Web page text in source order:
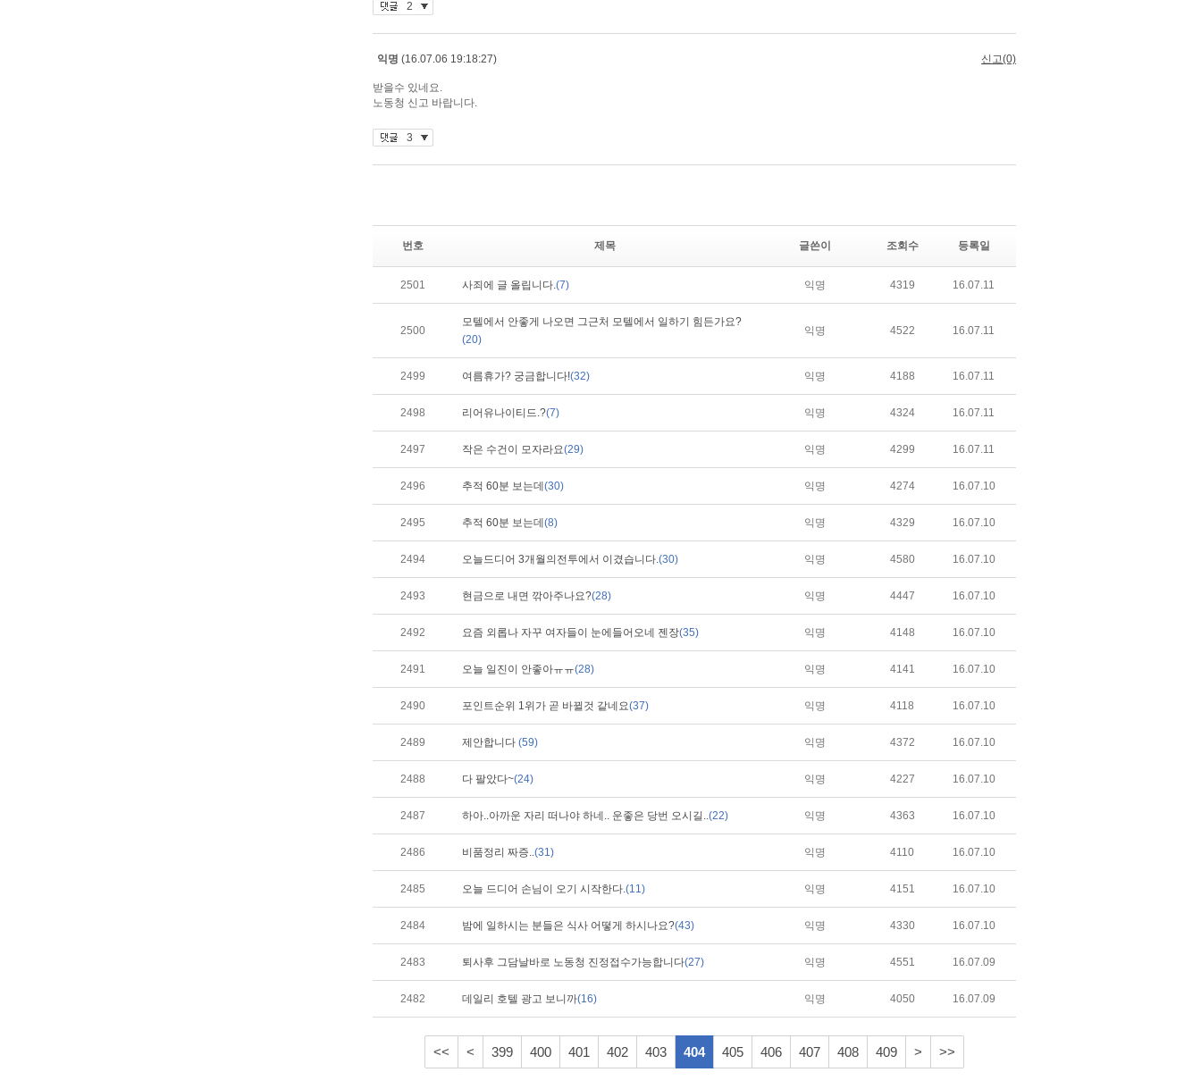
번호 제목 글쓴이 조회수 등록일
2501 사죄에 글 올립니다.(7) 익명 4319 16.07.11
2500
모텔에서 안좋게 나오면 그근처 모텔에서 일하기 힘든가요?
(20)
익명 4522 16.07.11
2499 여름휴가? 궁금합니다!(32) 익명 4188 16.07.11
2498 리어유나이티드.?(7) 익명 4324 16.07.11
2497 작은 수건이 모자라요(29) 익명 4299 16.07.11
2496 추적 60분 보는데 (30) 익명 4274 16.07.10
2495 추적 60분 보는데 (8) 익명 4329 16.07.10
2494 오늘드디어 3개월의전투에서 이겼습니다.(30) 익명 4580 16.07.10
2493 현금으로 내면 깎아주나요?(28) 익명 4447 16.07.10
2492 요즘 외롭나 자꾸 여자들이 눈에들어오네 젠장(35) 익명 4148 16.07.10
2491 오늘 일진이 안좋아ㅠㅠ(28) 익명 4141 16.07.10
2490 포인트순위 1위가 곧 바뀔것 같네요(37) 익명 4118 16.07.10
2489 제안합니다 (59) 익명 4372 16.07.10
2488 다 팔았다~(24) 익명 4227 16.07.10
2487 하아..아까운 자리 떠나야 하네.. 운좋은 당번 오시길..(22) 익명 4363 16.07.10
2486 비품정리 짜증..(31) 익명 4110 16.07.10
2485 오늘 드디어 손님이 오기 시작한다.(11) 익명 4151 16.07.10
2484 밤에 일하시는 분들은 식사 어떻게 하시나요?(43) 익명 4330 16.07.10
2483 퇴사후 그담날바로 노동청 진정접수가능합니다(27) 익명 4551 16.07.09
2482 데일리 호텔 광고 보니까(16) 익명 4050 16.07.09
<< < 399 400 401 402 403 404 405 406 407 408 409 > >>